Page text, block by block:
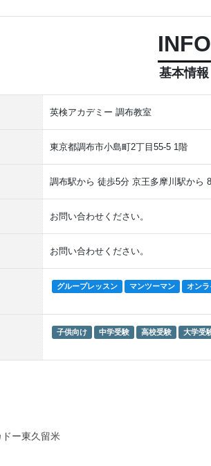
INFO
基本情報
英検アカデミー 調布教室
東京都調布市小島町2丁目55-5 1階
調布駅から 徒歩5分 京王多摩川駅から
お問い合わせください。
お問い合わせください。
グループレッスン マンツーマン オン
子供向け 中学受験 高校受験 大学受
ー東久留米